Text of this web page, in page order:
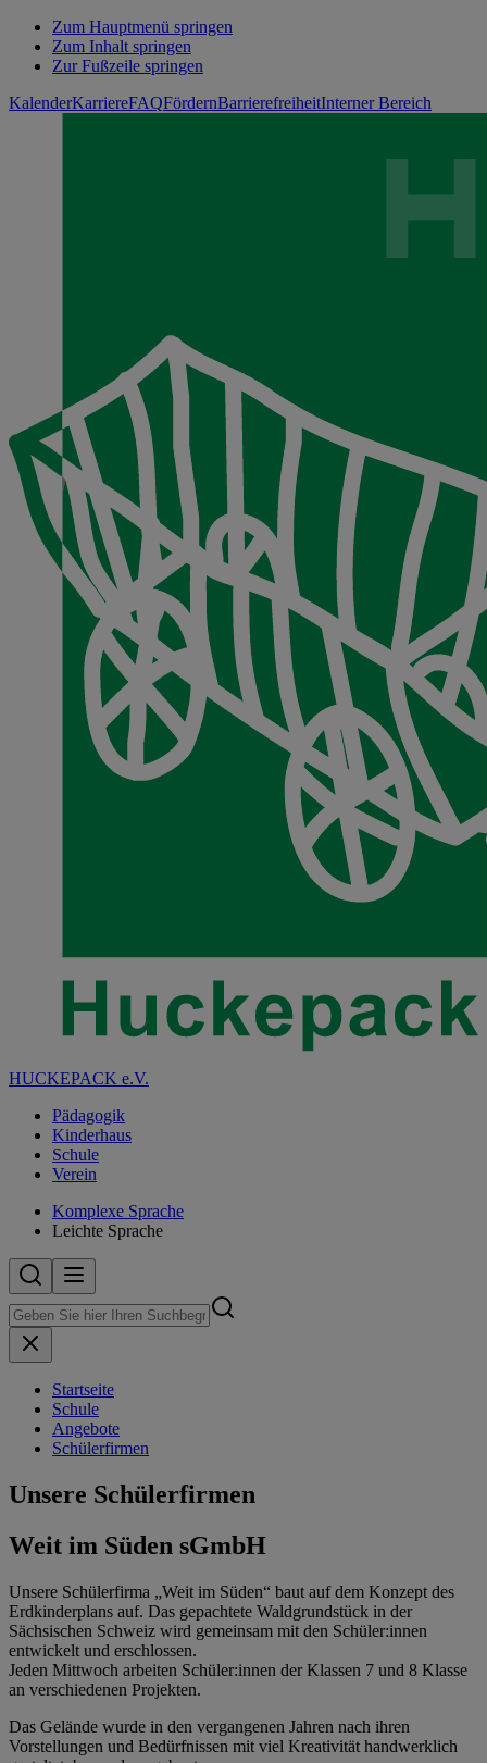
Zum Hauptmenü springen
Zum Inhalt springen
Zur Fußzeile springen
KalenderKarriereFAQFördernBarrierefreiheitInterner Bereich
HUCKEPACK e.V.
Pädagogik
Kinderhaus
Schule
Verein
Komplexe Sprache
Leichte Sprache
Startseite
Schule
Angebote
Schülerfirmen
Unsere Schülerfirmen
Weit im Süden sGmbH
Unsere Schülerfirma „Weit im Süden“ baut auf dem Konzept des
Erdkinderplans auf. Das gepachtete Waldgrundstück in der
Sächsischen Schweiz wird gemeinsam mit den Schüler:innen
entwickelt und erschlossen.
Jeden Mittwoch arbeiten Schüler:innen der Klassen 7 und 8 Klasse
an verschiedenen Projekten.
Das Gelände wurde in den vergangenen Jahren nach ihren
Vorstellungen und Bedürfnissen mit viel Kreativität handwerklich